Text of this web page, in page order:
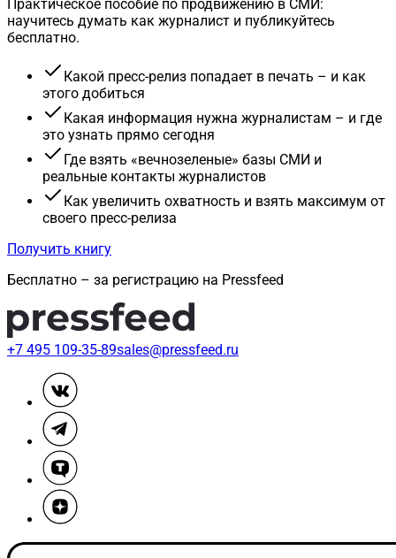
Практическое пособие по продвижению в СМИ:
научитесь думать как журналист и публикуйтесь
бесплатно.
Какой пресс-релиз попадает в печать – и как
этого добиться
Какая информация нужна журналистам – и где
это узнать прямо сегодня
Где взять «вечнозеленые» базы СМИ и
реальные контакты журналистов
Как увеличить охватность и взять максимум от
своего пресс-релиза
Получить книгу
Бесплатно – за регистрацию на Pressfeed
+7 495 109-35-89sales@pressfeed.ru